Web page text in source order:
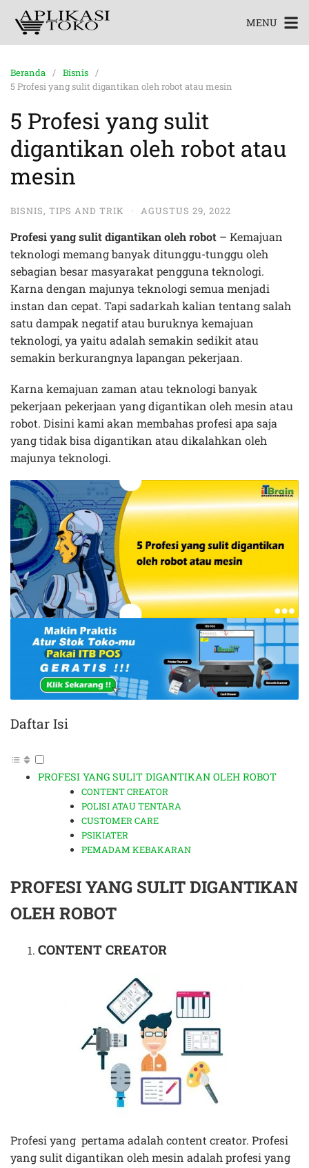
MENU
Beranda
Bisnis
5 Profesi yang sulit digantikan oleh robot atau mesin
5 Profesi yang sulit
digantikan oleh robot atau
mesin
BISNIS, TIPS AND TRIK · AGUSTUS 29, 2022
Profesi yang sulit digantikan oleh robot – Kemajuan
teknologi memang banyak ditunggu-tunggu oleh
sebagian besar masyarakat pengguna teknologi.
Karna dengan majunya teknologi semua menjadi
instan dan cepat. Tapi sadarkah kalian tentang salah
satu dampak negatif atau buruknya kemajuan
teknologi, ya yaitu adalah semakin sedikit atau
semakin berkurangnya lapangan pekerjaan.
Karna kemajuan zaman atau teknologi banyak
pekerjaan pekerjaan yang digantikan oleh mesin atau
robot. Disini kami akan membahas profesi apa saja
yang tidak bisa digantikan atau dikalahkan oleh
majunya teknologi.
Daftar Isi
PROFESI YANG SULIT DIGANTIKAN OLEH ROBOT
CONTENT CREATOR
POLISI ATAU TENTARA
CUSTOMER CARE
PSIKIATER
PEMADAM KEBAKARAN
PROFESI YANG SULIT DIGANTIKAN
OLEH ROBOT
CONTENT CREATOR
Profesi yang pertama adalah content creator. Profesi
yang sulit digantikan oleh mesin adalah profesi yang